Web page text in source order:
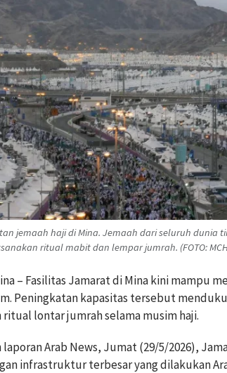
jemaah haji di Mina. Jemaah dari seluruh dunia
ritual mabit dan lempar jumrah. (FOTO:
– Fasilitas Jamarat di Mina kini mampu
Peningkatan kapasitas tersebut
ritual lontar jumrah selama musim haji.
laporan Arab News, Jumat (29/5/2026),
infrastruktur terbesar yang dilakukan